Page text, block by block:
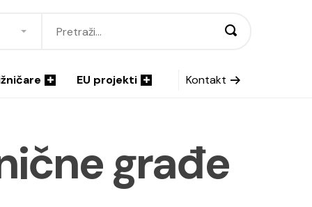
EU projekti Kontakt
građe